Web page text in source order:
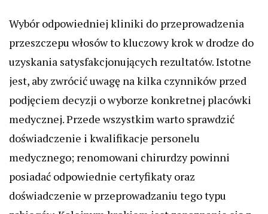
Wybór odpowiedniej kliniki do przeprowadzenia
przeszczepu włosów to kluczowy krok w drodze do
uzyskania satysfakcjonujących rezultatów. Istotne
jest, aby zwrócić uwagę na kilka czynników przed
podjęciem decyzji o wyborze konkretnej placówki
medycznej. Przede wszystkim warto sprawdzić
doświadczenie i kwalifikacje personelu
medycznego; renomowani chirurdzy powinni
posiadać odpowiednie certyfikaty oraz
doświadczenie w przeprowadzaniu tego typu